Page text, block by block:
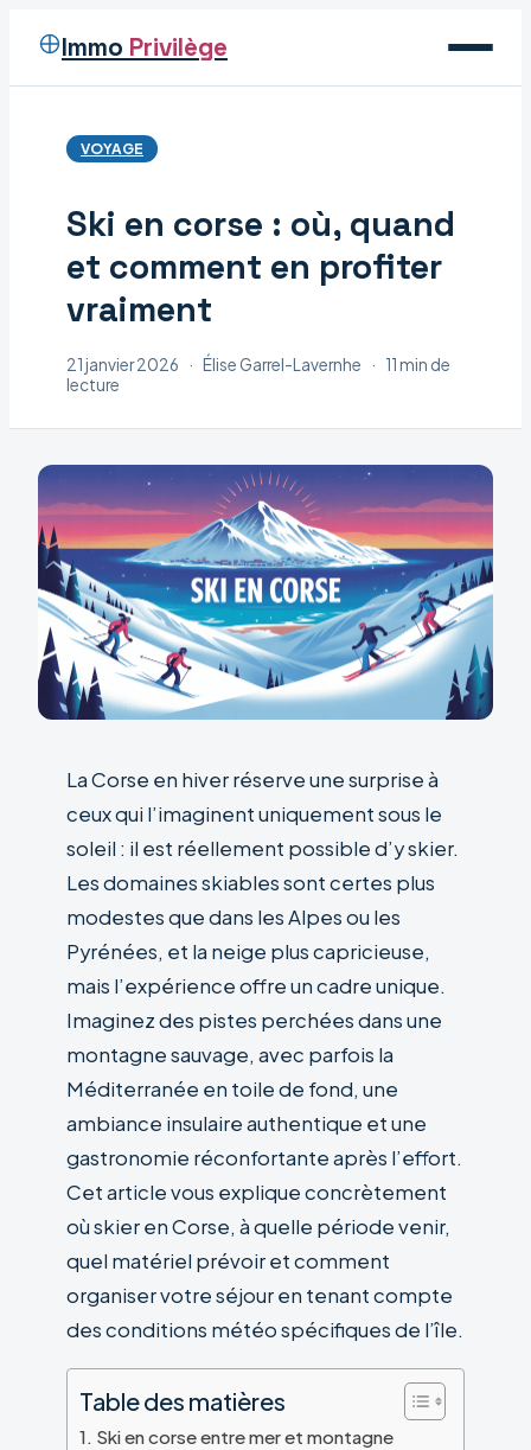
Immo Privilège
Voyage
Maison
VOYAGE
Ski en corse : où, quand
et comment en profiter
vraiment
21 janvier 2026 · Élise Garrel-Lavernhe · 11 min de
lecture
La Corse en hiver réserve une surprise à
ceux qui l’imaginent uniquement sous le
soleil : il est réellement possible d’y skier.
Les domaines skiables sont certes plus
modestes que dans les Alpes ou les
Pyrénées, et la neige plus capricieuse,
mais l’expérience offre un cadre unique.
Imaginez des pistes perchées dans une
montagne sauvage, avec parfois la
Méditerranée en toile de fond, une
ambiance insulaire authentique et une
gastronomie réconfortante après l’effort.
Cet article vous explique concrètement
où skier en Corse, à quelle période venir,
quel matériel prévoir et comment
organiser votre séjour en tenant compte
des conditions météo spécifiques de l’île.
Table des matières
Ski en corse entre mer et montagne